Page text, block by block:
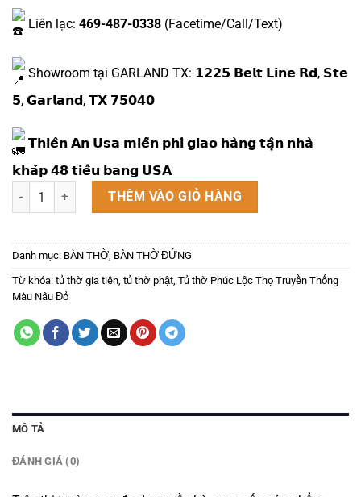
Liên lạc: 469-487-0338 (Facetime/Call/Text)
Showroom tại GARLAND TX: 𝟭𝟮𝟮𝟱 𝗕𝗲𝗹𝘁 𝗟𝗶𝗻𝗲 𝗥𝗱, 𝗦𝘁𝗲
𝟱, 𝗚𝗮𝗿𝗹𝗮𝗻𝗱, 𝗧𝗫 𝟳𝟱𝟬𝟰𝟬
𝗧𝗵𝗶𝗲̂𝗻 𝗔𝗻 𝗨𝘀𝗮 𝗺𝗶𝗲̂̃𝗻 𝗽𝗵𝗶́ 𝗴𝗶𝗮𝗼 𝗵𝗮̀𝗻𝗴 𝘁𝗮̣̂𝗻 𝗻𝗵𝗮̀
𝗸𝗵𝗮̆́𝗽 𝟰𝟴 𝘁𝗶𝗲̂̉𝘂 𝗯𝗮𝗻𝗴 𝗨𝗦𝗔
Tủ thờ Phúc Lộc Thọ Truyền Thống Màu Nâu Đỏ số lượng
THÊM VÀO GIỎ HÀNG
Danh mục: BÀN THỜ, BÀN THỜ ĐỨNG
Từ khóa: tủ thờ gia tiên, tủ thờ phật, Tủ thờ Phúc Lộc Thọ Truyền Thống
Màu Nâu Đỏ
MÔ TẢ
ĐÁNH GIÁ (0)